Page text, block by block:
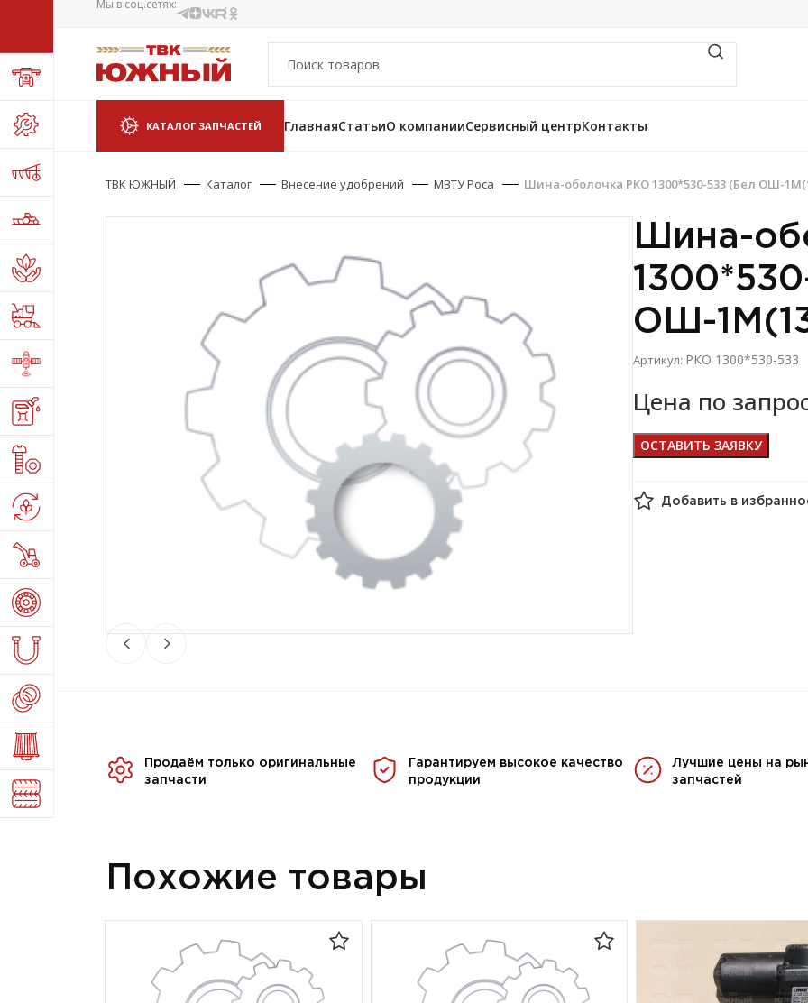
Мы в соц.сетях:
КАТАЛОГ ЗАПЧАСТЕЙ ГлавнаяСтатьиО компанииСервисный центрКонтакты
ТВК ЮЖНЫЙ Каталог Внесение удобрений МВТУ Роса Шина-оболочка РКО 1300*530-533 (Бел ОШ-
Шина-
ОШ-
Артикул: РКО 1300*530-533
Цена по
ОСТАВИТЬ ЗАЯВКУ
Добавить в
Продаём только оригинальные
запчасти
Гарантируем высокое качество
продукции
Лучшие цены на
запчастей
Похожие товары